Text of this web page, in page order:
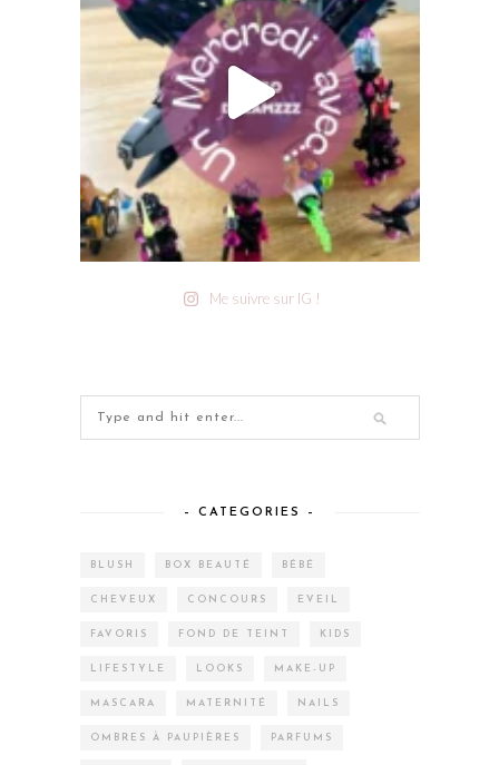
Me suivre sur IG !
– CATEGORIES –
BLUSH BOX BEAUTÉ BÉBÉ
CHEVEUX CONCOURS EVEIL
FAVORIS FOND DE TEINT KIDS
LIFESTYLE LOOKS MAKE-UP
MASCARA MATERNITÉ NAILS
OMBRES À PAUPIÈRES PARFUMS